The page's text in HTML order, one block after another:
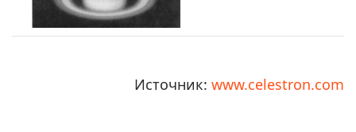
Источник: www.celestron.com